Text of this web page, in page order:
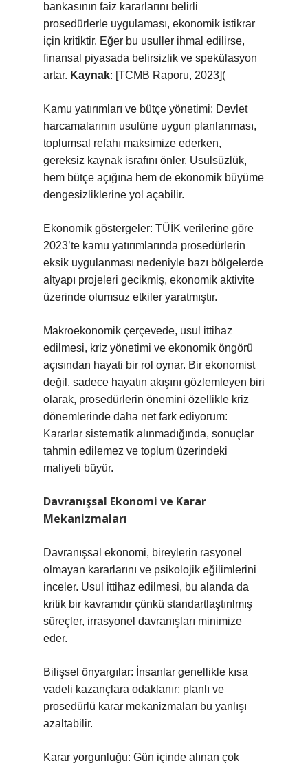
bankasının faiz kararlarını belirli
prosedürlerle uygulaması, ekonomik istikrar
için kritiktir. Eğer bu usuller ihmal edilirse,
finansal piyasada belirsizlik ve spekülasyon
artar. Kaynak: [TCMB Raporu, 2023](
Kamu yatırımları ve bütçe yönetimi: Devlet
harcamalarının usulüne uygun planlanması,
toplumsal refahı maksimize ederken,
gereksiz kaynak israfını önler. Usulsüzlük,
hem bütçe açığına hem de ekonomik büyüme
dengesizliklerine yol açabilir.
Ekonomik göstergeler: TÜİK verilerine göre
2023’te kamu yatırımlarında prosedürlerin
eksik uygulanması nedeniyle bazı bölgelerde
altyapı projeleri gecikmiş, ekonomik aktivite
üzerinde olumsuz etkiler yaratmıştır.
Makroekonomik çerçevede, usul ittihaz
edilmesi, kriz yönetimi ve ekonomik öngörü
açısından hayati bir rol oynar. Bir ekonomist
değil, sadece hayatın akışını gözlemleyen biri
olarak, prosedürlerin önemini özellikle kriz
dönemlerinde daha net fark ediyorum:
Kararlar sistematik alınmadığında, sonuçlar
tahmin edilemez ve toplum üzerindeki
maliyeti büyür.
Davranışsal Ekonomi ve Karar
Mekanizmaları
Davranışsal ekonomi, bireylerin rasyonel
olmayan kararlarını ve psikolojik eğilimlerini
inceler. Usul ittihaz edilmesi, bu alanda da
kritik bir kavramdır çünkü standartlaştırılmış
süreçler, irrasyonel davranışları minimize
eder.
Bilişsel önyargılar: İnsanlar genellikle kısa
vadeli kazançlara odaklanır; planlı ve
prosedürlü karar mekanizmaları bu yanlışı
azaltabilir.
Karar yorgunluğu: Gün içinde alınan çok